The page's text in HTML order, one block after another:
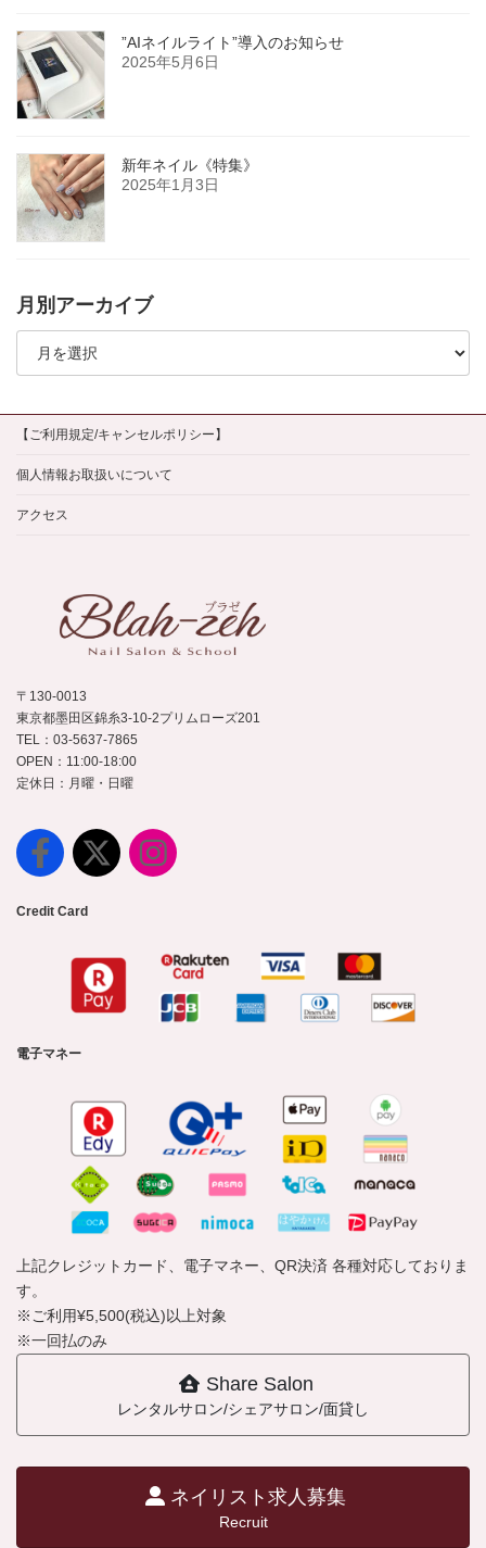
”AIネイルライト”導入のお知らせ
2025年5月6日
新年ネイル《特集》
2025年1月3日
月別アーカイブ
月
イ
ブ
【ご利用規定/キャンセルポリシー】
個人情報お取扱いについて
アクセス
〒130-0013
東京都墨田区錦糸3-10-2プリムローズ201
TEL：03-5637-7865
OPEN：11:00-18:00
定休日：月曜・日曜
Credit Card
電子マネー
上記クレジットカード、電子マネー、QR決済 各種対応しておりま
す。
※ご利用¥5,500(税込)以上対象
※一回払のみ
Share Salon
レンタルサロン/シェアサロン/面貸し
ネイリスト求人募集
Recruit